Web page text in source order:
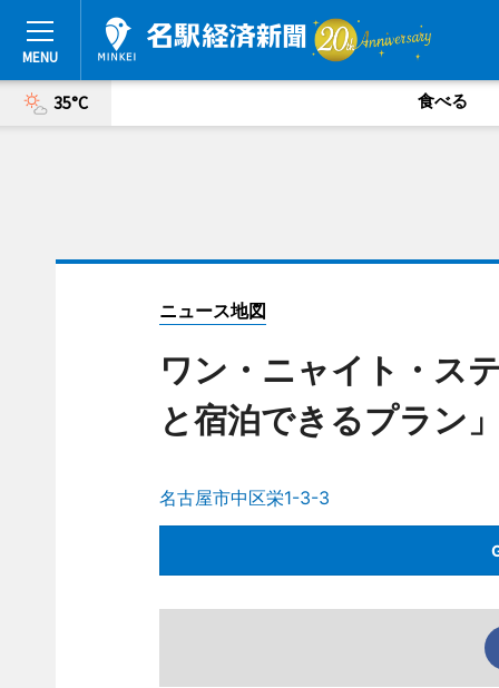
35°C 食べる
ニュース地図
ワン・ニャイト・ス
と宿泊できるプラン
名古屋市中区栄1-3-3